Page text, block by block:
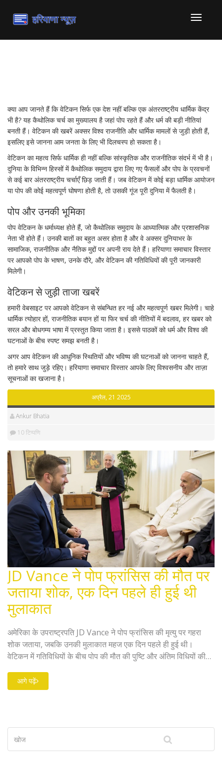
टॉगल
संचालित
क्या आप जानते हैं कि वेटिकन सिर्फ एक देश नहीं बल्कि एक अंतरराष्ट्रीय धार्मिक केंद्र
भी है? यह कैथोलिक चर्च का मुख्यालय है जहां पोप रहते हैं और धर्म की बड़ी नीतियां
बनती हैं। वेटिकन की खबरें अक्सर विश्व राजनीति और धार्मिक मामलों से जुड़ी होती हैं,
इसलिए इसे जानना आम जनता के लिए भी दिलचस्प हो सकता है।
वेटिकन का महत्व सिर्फ धार्मिक ही नहीं बल्कि सांस्कृतिक और राजनीतिक संदर्भ में भी है।
दुनिया के विभिन्न हिस्सों में कैथोलिक समुदाय द्वारा लिए गए फैसलों और पोप के प्रवचनों
से कई बार अंतरराष्ट्रीय चर्चाएँ छिड़ जाती हैं। जब वेटिकन में कोई बड़ा धार्मिक आयोजन
या पोप की कोई महत्वपूर्ण घोषणा होती है, तो उसकी गूंज पूरी दुनिया में फैलती है।
पोप और उनकी भूमिका
पोप वेटिकन के धर्माध्यक्ष होते हैं, जो कैथोलिक समुदाय के आध्यात्मिक और प्रशासनिक
नेता भी होते हैं। उनकी बातों का बहुत असर होता है और वे अक्सर दुनियाभर के
सामाजिक, राजनीतिक और नैतिक मुद्दों पर अपनी राय देते हैं। हरियाणा समाचार विस्तार
पर आपको पोप के भाषण, उनके दौरे, और वेटिकन की गतिविधियों की पूरी जानकारी
मिलेगी।
वेटिकन से जुड़ी ताजा खबरें
हमारी वेबसाइट पर आपको वेटिकन से संबन्धित हर नई और महत्वपूर्ण खबर मिलेगी। चाहे
धार्मिक त्योहार हों, राजनीतिक बयान हों या फिर चर्च की नीतियों में बदलाव, हर खबर को
सरल और बोधगम्य भाषा में प्रस्तुत किया जाता है। इससे पाठकों को धर्म और विश्व की
घटनाओं के बीच स्पष्ट समझ बनती है।
अगर आप वेटिकन की आधुनिक स्थितियों और भविष्य की घटनाओं को जानना चाहते हैं,
तो हमारे साथ जुड़े रहिए। हरियाणा समाचार विस्तार आपके लिए विश्वसनीय और ताज़ा
सूचनाओं का खजाना है।
अप्रैल, 21 2025
Ankur Bhatia
10 टिप्पणि
JD Vance ने पोप फ्रांसिस की मौत पर
जताया शोक, एक दिन पहले ही हुई थी
मुलाकात
अमेरिका के उपराष्ट्रपति JD Vance ने पोप फ्रांसिस की मृत्यु पर गहरा
शोक जताया, जबकि उनकी मुलाकात महज एक दिन पहले ही हुई थी।
वेटिकन में गतिविधियों के बीच पोप की मौत की पुष्टि और अंतिम विधियों की
आगे पढ़ें